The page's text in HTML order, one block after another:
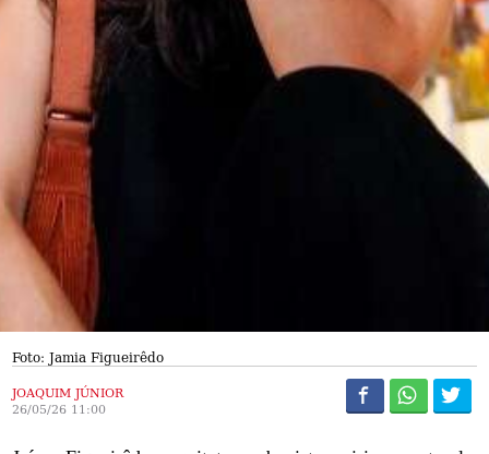
Foto: Jamia Figueirêdo
JOAQUIM JÚNIOR
26/05/26 11:00